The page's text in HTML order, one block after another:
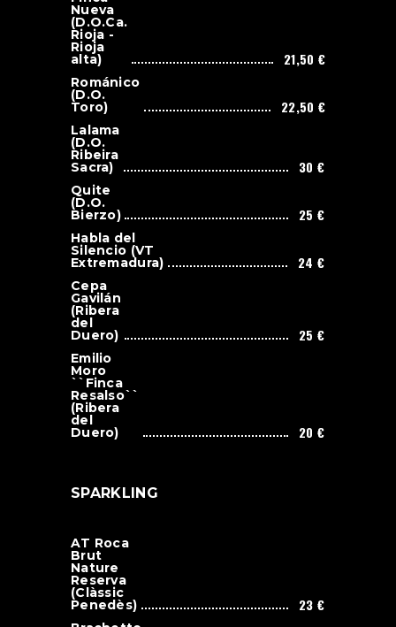
Nueva
(D.O.Ca.
Rioja -
Rioja
alta) 21,50 €
Románico
(D.O.
Toro) 22,50 €
Lalama
(D.O.
Ribeira
Sacra) 30 €
Quite
(D.O.
Bierzo) 25 €
Habla del
Silencio (VT
Extremadura) 24 €
Cepa
Gavilán
(Ribera
del
Duero) 25 €
Emilio
Moro
``Finca
Resalso``
(Ribera
del
Duero) 20 €
SPARKLING
AT Roca
Brut
Nature
Reserva
(Clàssic
Penedès) 23 €